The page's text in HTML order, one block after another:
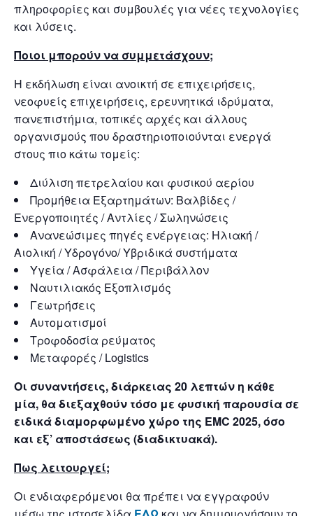
πληροφορίες και συμβουλές για νέες τεχνολογίες
και λύσεις.
Ποιοι μπορούν να συμμετάσχουν;
Η εκδήλωση είναι ανοικτή σε επιχειρήσεις,
νεοφυείς επιχειρήσεις, ερευνητικά ιδρύματα,
πανεπιστήμια, τοπικές αρχές και άλλους
οργανισμούς που δραστηριοποιούνται ενεργά
στους πιο κάτω τομείς:
Διύλιση πετρελαίου και φυσικού αερίου
Προμήθεια Εξαρτημάτων: Βαλβίδες /
Ενεργοποιητές / Αντλίες / Σωληνώσεις
Ανανεώσιμες πηγές ενέργειας: Ηλιακή /
Αιολική / Υδρογόνο/ Υβριδικά συστήματα
Υγεία / Ασφάλεια / Περιβάλλον
Ναυτιλιακός Εξοπλισμός
Γεωτρήσεις
Αυτοματισμοί
Τροφοδοσία ρεύματος
Μεταφορές / Logistics
Οι συναντήσεις, διάρκειας 20 λεπτών η κάθε
μία, θα διεξαχθούν τόσο με φυσική παρουσία σε
ειδικά διαμορφωμένο χώρο της EMC 2025, όσο
και εξ’ αποστάσεως (διαδικτυακά).
Πως λειτουργεί;
Οι ενδιαφερόμενοι θα πρέπει να εγγραφούν